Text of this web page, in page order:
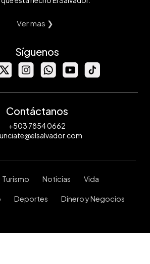
Ver mas ❯
Síguenos
Contáctanos
+503 7854 0662
Turismo Noticias Vida
Deportes Dinero y Negocios